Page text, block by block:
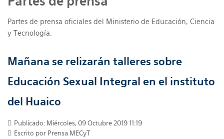
Partes de prensa oficiales del Ministerio de Educación, Ciencia
y Tecnología.
Mañana se relizarán talleres sobre
Educación Sexual Integral en el instituto
del Huaico
Publicado: Miércoles, 09 Octubre 2019 11:19
Escrito por Prensa MECyT